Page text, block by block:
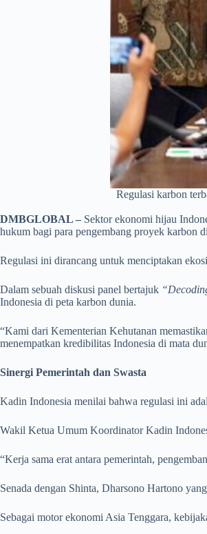
Regulasi karbon
DMBGLOBAL – Sektor ekonomi hijau
hukum bagi para pengembang proyek karbon
Regulasi ini dirancang untuk menciptakan
Dalam sebuah diskusi panel bertajuk
Indonesia di peta karbon dunia.
“Kami dari Kementerian Kehutanan
menempatkan kredibilitas Indonesia di mata
Sinergi Pemerintah dan Swasta
Kadin Indonesia menilai bahwa regulasi ini
Wakil Ketua Umum Koordinator Kadin
“Kerja sama erat antara pemerintah,
Senada dengan Shinta, Dharsono Hartono
Sebagai motor ekonomi Asia Tenggara,